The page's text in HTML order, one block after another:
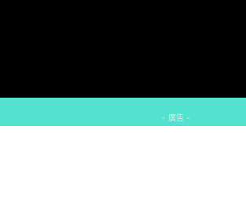
- 廣告 -